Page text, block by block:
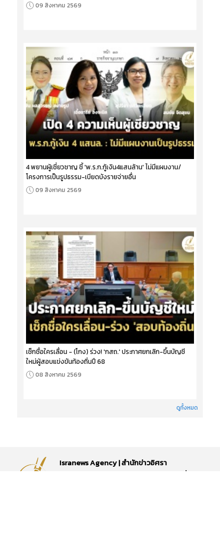
09 สิงหาคม 2569
4 พยานผู้เชี่ยวชาญ ชี้ 'พ.ร.ก.กู้เงิน4แสนล้าน' ไม่มีแผนงาน/
โครงการเป็นรูปธรรม-เบียดบังรายจ่ายอื่น
09 สิงหาคม 2569
เช็กชื่อใครเลื่อน - (โกง) ร่วง! 'กสถ.' ประกาศยกเลิก-ขึ้นบัญชี
ใหม่ผู้สอบแข่งขันท้องถิ่นปี 68
08 สิงหาคม 2569
ดูทั้งหมด
Isranews Agency | สำนักข่าวอิศรา
สำนักงาน : โรงแรมเดอะ รอยัล ริเวอร์ เลขที่ 219